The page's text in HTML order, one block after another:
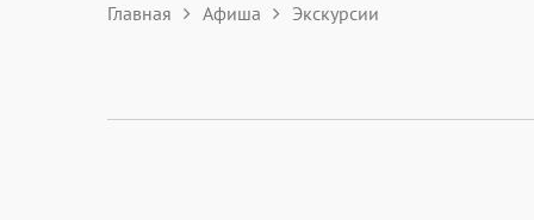
Главная Афиша Экскурсии